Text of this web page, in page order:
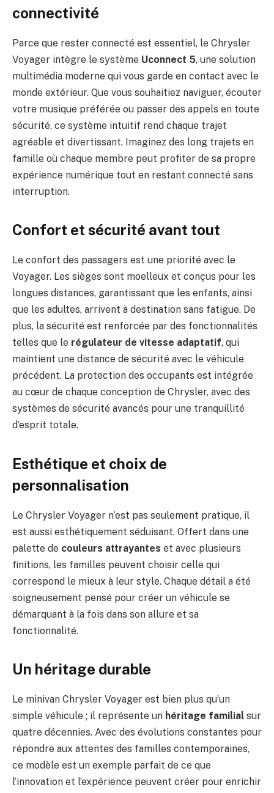
connectivité
Parce que rester connecté est essentiel, le Chrysler
Voyager intègre le système Uconnect 5, une solution
multimédia moderne qui vous garde en contact avec le
monde extérieur. Que vous souhaitiez naviguer, écouter
votre musique préférée ou passer des appels en toute
sécurité, ce système intuitif rend chaque trajet
agréable et divertissant. Imaginez des long trajets en
famille où chaque membre peut profiter de sa propre
expérience numérique tout en restant connecté sans
interruption.
Confort et sécurité avant tout
Le confort des passagers est une priorité avec le
Voyager. Les sièges sont moelleux et conçus pour les
longues distances, garantissant que les enfants, ainsi
que les adultes, arrivent à destination sans fatigue. De
plus, la sécurité est renforcée par des fonctionnalités
telles que le régulateur de vitesse adaptatif, qui
maintient une distance de sécurité avec le véhicule
précédent. La protection des occupants est intégrée
au cœur de chaque conception de Chrysler, avec des
systèmes de sécurité avancés pour une tranquillité
d’esprit totale.
Esthétique et choix de
personnalisation
Le Chrysler Voyager n’est pas seulement pratique, il
est aussi esthétiquement séduisant. Offert dans une
palette de couleurs attrayantes et avec plusieurs
finitions, les familles peuvent choisir celle qui
correspond le mieux à leur style. Chaque détail a été
soigneusement pensé pour créer un véhicule se
démarquant à la fois dans son allure et sa
fonctionnalité.
Un héritage durable
Le minivan Chrysler Voyager est bien plus qu’un
simple véhicule ; il représente un héritage familial sur
quatre décennies. Avec des évolutions constantes pour
répondre aux attentes des familles contemporaines,
ce modèle est un exemple parfait de ce que
l’innovation et l’expérience peuvent créer pour enrichir